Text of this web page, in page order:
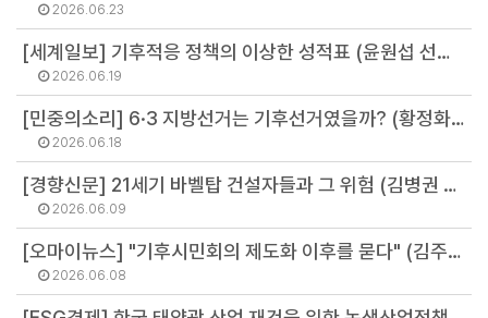
2026.06.23
[세계일보] 기후적응 정책의 이상한 성적표 (윤원섭 선임연구원)
2026.06.19
[민중의소리] 6·3 지방선거는 기후선거였을까? (황정화 연구원)
2026.06.18
[경향신문] 21세기 바벨탑 건설자들과 그 위험 (김병권 소장)
2026.06.09
[오마이뉴스] "기후시민회의 제도화 이후를 묻다" (김주온 연구원)
2026.06.08